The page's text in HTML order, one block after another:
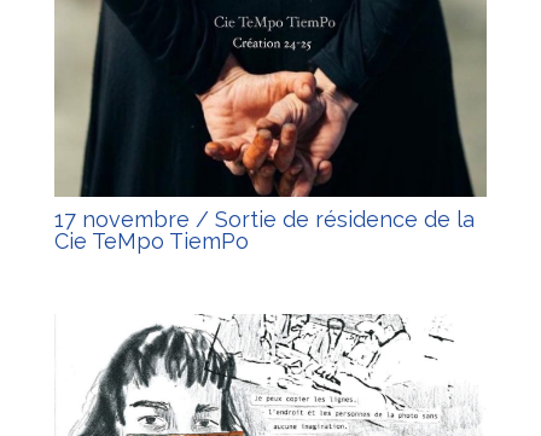
17 novembre / Sortie de résidence de la
Cie TeMpo TiemPo